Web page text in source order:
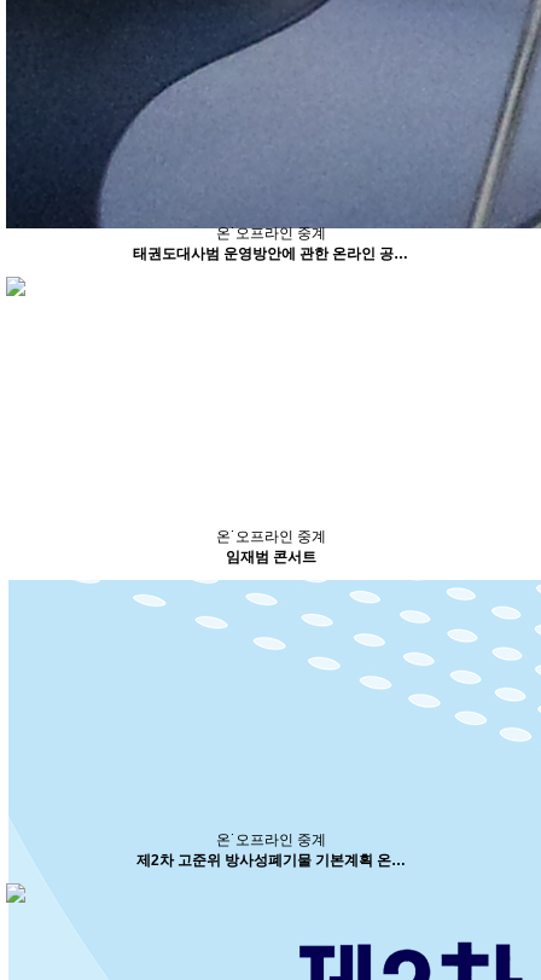
온˙오프라인 중계
태권도대사범 운영방안에 관한 온라인 공…
온˙오프라인 중계
임재범 콘서트
온˙오프라인 중계
제2차 고준위 방사성폐기물 기본계획 온…